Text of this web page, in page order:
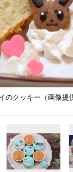
のクッキー（画像提